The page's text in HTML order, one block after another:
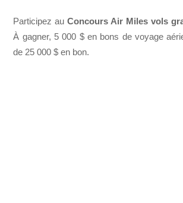
Participez auConcours Air Miles vols
À gagner, 5 000 $ en bons de voyage
de 25 000 $ en bon.